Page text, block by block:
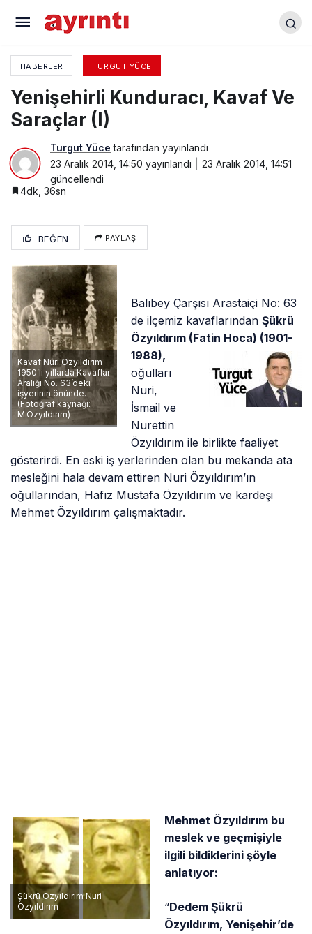
HABERLER TURGUT YÜCE
Yenişehirli Kunduracı, Kavaf Ve
Saraçlar (I)
Turgut Yüce tarafından yayınlandı
23 Aralık 2014, 14:50 yayınlandı
23 Aralık 2014, 14:51
güncellendi
4dk, 36sn
BEĞEN PAYLAŞ
Kavaf Nuri Özyıldırım
1950’li yıllarda Kavaflar
Aralığı No. 63’deki
işyerinin önünde.
(Fotoğraf kaynağı:
M.Özyıldırım)
Balıbey Çarşısı Arastaiçi No: 63
de ilçemiz kavaflarındanŞükrü
Özyıldırım (Fatin Hoca) (1901-
1988),
oğulları
Nuri,
İsmail ve
Nurettin
Özyıldırım ile birlikte faaliyet
gösterirdi. En eski iş yerlerinden olan bu mekanda ata
mesleğini hala devam ettiren Nuri Özyıldırım’ın
oğullarından, Hafız Mustafa Özyıldırım ve kardeşi
Mehmet Özyıldırım çalışmaktadır.
Şükrü Özyıldırım Nuri
Özyıldırım
Mehmet Özyıldırım bu
meslek ve geçmişiyle
ilgili bildiklerini şöyle
anlatıyor:
“Dedem Şükrü
Özyıldırım, Yenişehir’de
Yenişehirli Kunduracı, Kavaf Ve Saraçlar (I)